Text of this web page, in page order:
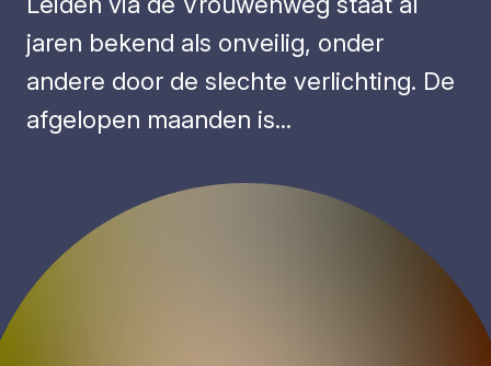
jaren bekend als onveilig, onder
andere door de slechte verlichting. De
afgelopen maanden is...